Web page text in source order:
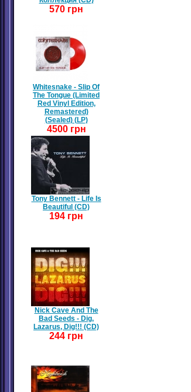
570 грн
Whitesnake - Slip Of
The Tongue (Limited
Red Vinyl Edition,
Remastered)
(Sealed) (LP)
4500 грн
Tony Bennett - Life Is
Beautiful (CD)
194 грн
Nick Cave And The
Bad Seeds - Dig,
Lazarus, Dig!!! (CD)
244 грн